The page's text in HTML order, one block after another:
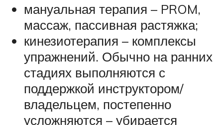
мануальная терапия – PROM,
массаж, пассивная растяжка;
кинезиотерапия – комплексы
упражнений. Обычно на ранних
стадиях выполняются с
поддержкой инструктором/
владельцем, постепенно
усложняются – убирается